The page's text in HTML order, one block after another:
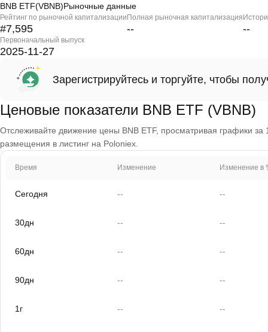
BNB ETF(VBNB)Рыночные данные
Рейтинг по рыночной капитализации
#7,595
Полная рыночная капитализация
-- --
Первоначальный выпуск
2025-11-27
Зарегистрируйтесь и торгуйте, чтобы
Ценовые показатели BNB ETF (VBNB)
Отслеживайте движение цены BNB ETF, просматривая графики
размещения в листинг на Poloniex.
Время Изменение Изменение в
Сегодня -- --
30дн -- --
60дн -- --
90дн -- --
1г -- --